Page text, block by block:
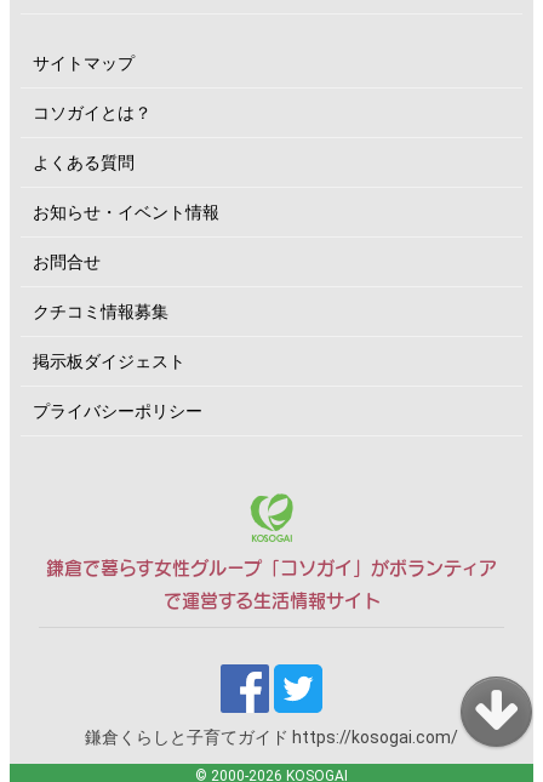
サイトマップ
コソガイとは？
よくある質問
お知らせ・イベント情報
お問合せ
クチコミ情報募集
掲示板ダイジェスト
プライバシーポリシー
鎌倉で暮らす女性グループ「コソガイ」がボランティア
で運営する生活情報サイト
鎌倉くらしと子育てガイド https://kosogai.com/
© 2000-2026 KOSOGAI